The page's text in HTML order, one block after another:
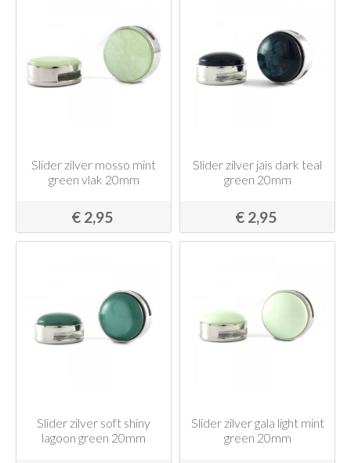
Slider zilver mosso mint
green vlak 20mm
€ 2,95
Slider zilver jais dark teal
green 20mm
€ 2,95
Slider zilver soft shiny
lagoon green 20mm
Slider zilver gala light mint
green 20mm